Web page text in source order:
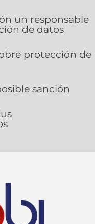
un responsable
de datos
protección de
sanción